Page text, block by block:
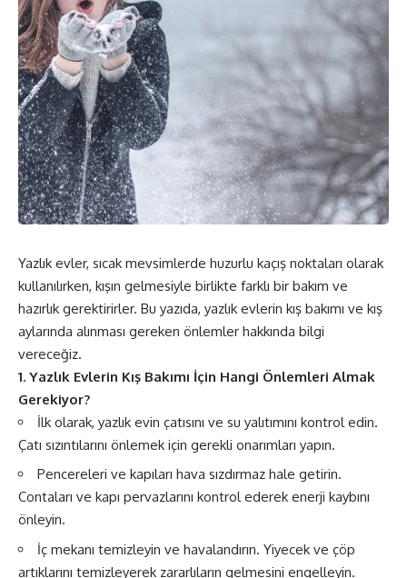
Yazlık evler, sıcak mevsimlerde huzurlu kaçış noktaları olarak
kullanılırken, kışın gelmesiyle birlikte farklı bir bakım ve
hazırlık gerektirirler. Bu yazıda, yazlık evlerin kış bakımı ve kış
aylarında alınması gereken önlemler hakkında bilgi
vereceğiz.
1. Yazlık Evlerin Kış Bakımı İçin Hangi Önlemleri Almak
Gerekiyor?
İlk olarak, yazlık evin çatısını ve su yalıtımını kontrol edin.
Çatı sızıntılarını önlemek için gerekli onarımları yapın.
Pencereleri ve kapıları hava sızdırmaz hale getirin.
Contaları ve kapı pervazlarını kontrol ederek enerji kaybını
önleyin.
İç mekanı temizleyin ve havalandırın. Yiyecek ve çöp
artıklarını temizleyerek zararlıların gelmesini engelleyin.